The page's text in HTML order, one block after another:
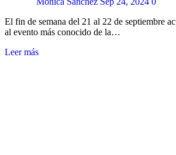
El fin de semana del 21 al 22 de septiembre
al evento más conocido de la…
Leer más